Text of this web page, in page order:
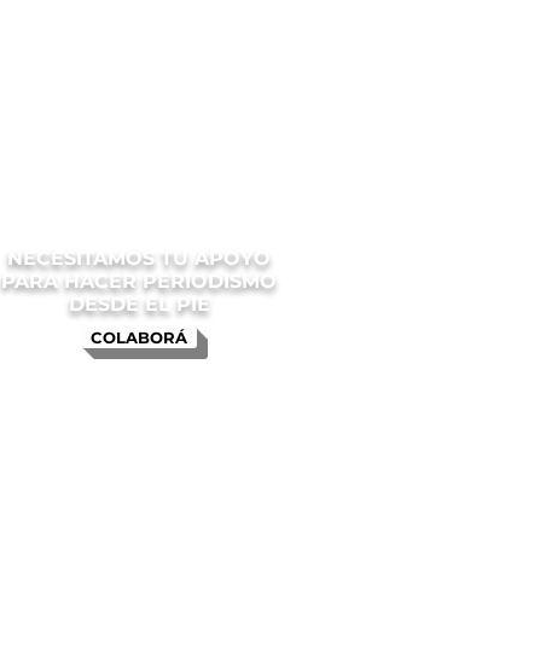
COLABORÁ
NECESITAMOS TU APOYO
PARA HACER PERIODISMO
DESDE EL PIE